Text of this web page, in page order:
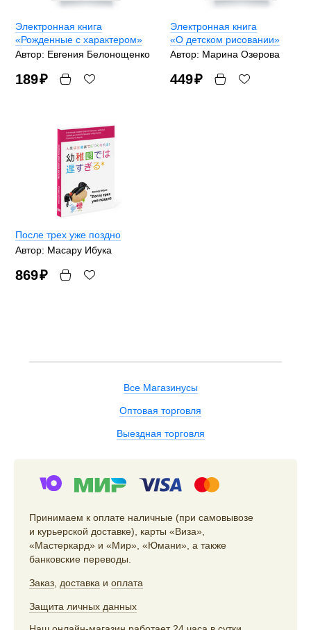
Электронная книга
«Рожденные с характером»
Автор: Евгения Белонощенко
189₽
Электронная книга
«О детском рисовании»
Автор: Марина Озерова
449₽
После трех уже поздно
Автор: Масару Ибука
869₽
Все Магазинусы
Оптовая торговля
Выездная торговля
Принимаем к оплате наличные (при самовывозе
и курьерской доставке), карты «Виза»,
«Мастеркард» и «Мир», «Юмани», а также
банковские переводы.
Заказ доставка и оплата
Защита личных данных